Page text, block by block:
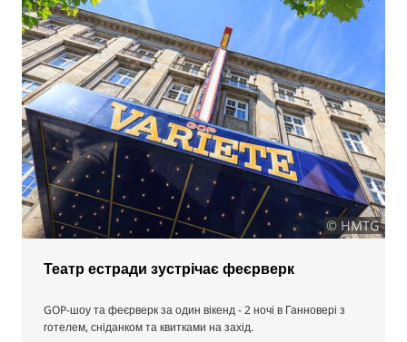
© HMTG
Театр естради зустрічає феєрверк
GOP-шоу та феєрверк за один вікенд - 2 ночі в Ганновері з
готелем, сніданком та квитками на захід.